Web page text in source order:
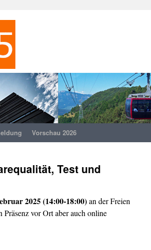
Vorschau 2026
Test und
2025 (14:00-18:00)an der Freien
Präsenz vor Ort aber auch online